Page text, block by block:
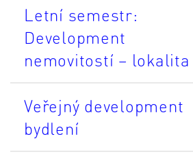
Letní semestr:
Development
nemovitostí – lokalita
Veřejný development
bydlení